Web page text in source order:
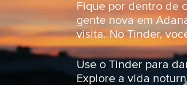
i
a
l
Fique por dentro de
gente nova em
visita. No Tinder,
Use o Tinder para
Explore a vida